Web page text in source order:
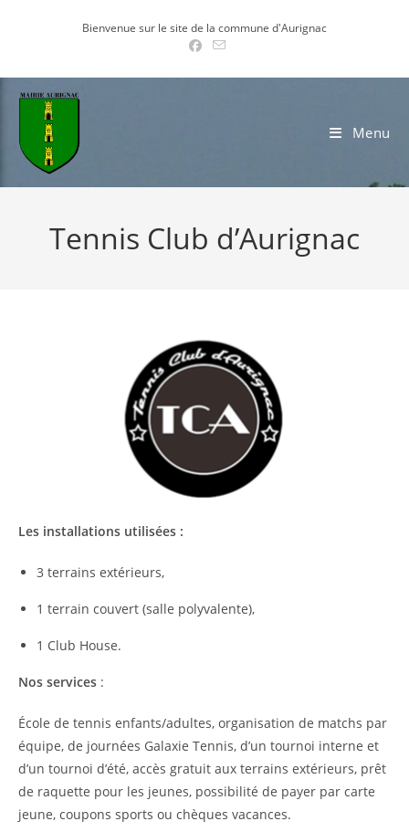
Bienvenue sur le site de la commune d'Aurignac
Menu
Tennis Club d’Aurignac
Les installations utilisées :
3 terrains extérieurs,
1 terrain couvert (salle polyvalente),
1 Club House.
Nos services :
École de tennis enfants/adultes, organisation de matchs par
équipe, de journées Galaxie Tennis, d’un tournoi interne et
d’un tournoi d’été, accès gratuit aux terrains extérieurs, prêt
de raquette pour les jeunes, possibilité de payer par carte
jeune, coupons sports ou chèques vacances.